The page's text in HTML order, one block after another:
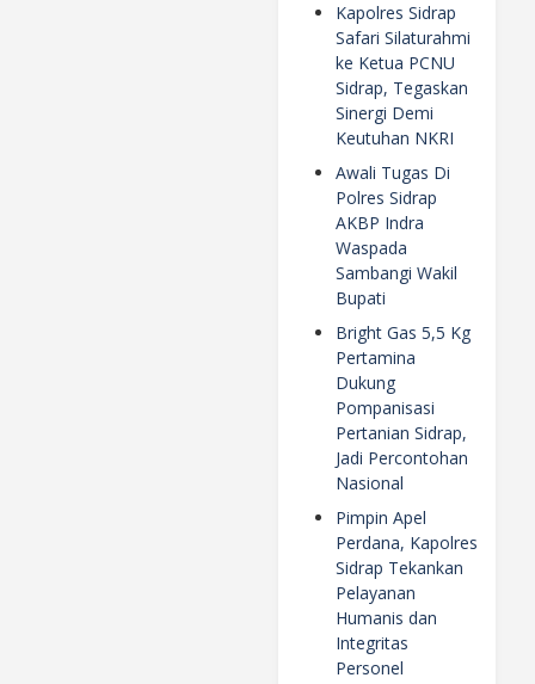
Kapolres Sidrap
Safari Silaturahmi
ke Ketua PCNU
Sidrap, Tegaskan
Sinergi Demi
Keutuhan NKRI
Awali Tugas Di
Polres Sidrap
AKBP Indra
Waspada
Sambangi Wakil
Bupati
Bright Gas 5,5 Kg
Pertamina
Dukung
Pompanisasi
Pertanian Sidrap,
Jadi Percontohan
Nasional
Pimpin Apel
Perdana, Kapolres
Sidrap Tekankan
Pelayanan
Humanis dan
Integritas
Personel